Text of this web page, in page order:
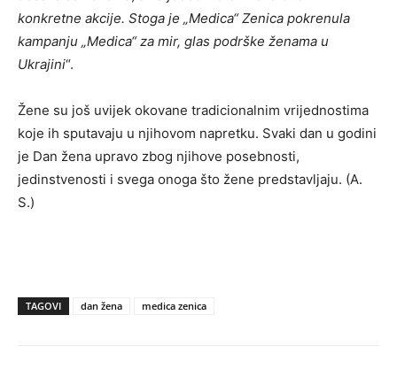
konkretne akcije. Stoga je „Medica“ Zenica pokrenula
kampanju „Medica“ za mir, glas podrške ženama u
Ukrajini“.
Žene su još uvijek okovane tradicionalnim vrijednostima
koje ih sputavaju u njihovom napretku. Svaki dan u godini
je Dan žena upravo zbog njihove posebnosti,
jedinstvenosti i svega onoga što žene predstavljaju. (A.
S.)
TAGOVI dan žena medica zenica